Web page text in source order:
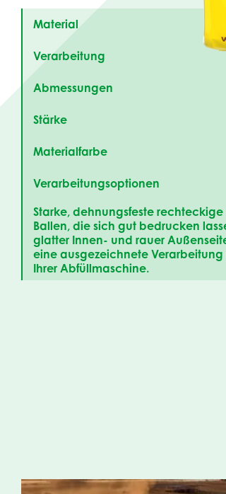
Material
Verarbeitung
Abmessungen
Stärke
Materialfarbe
Verarbeitungsoptionen
Starke, dehnungsfeste rechteckige
Ballen, die sich gut bedrucken
glatter Innen- und rauer
eine ausgezeichnete Verarbeitung
Ihrer Abfüllmaschine.